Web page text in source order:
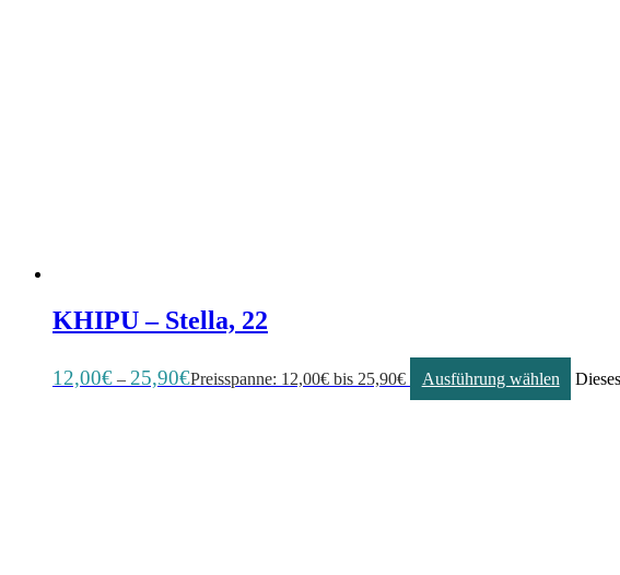
KHIPU – Stella, 22
12,00€ – 25,90€Preisspanne: 12,00€ bis 25,90€ Ausführung wählen